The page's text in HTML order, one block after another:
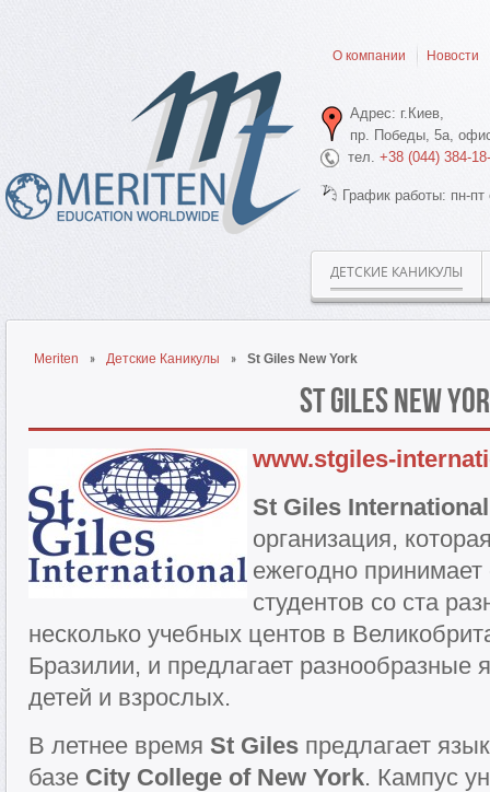
О компании Новости
Адрес: г.Киев,
пр. Победы, 5а,
тел. +38 (044) 384-
График работы: пн-
ДЕТСКИЕ КАНИКУЛЫ
Meriten Детские Каникулы St Giles New York
St Giles New
www.stgiles-
St Giles International
организация,
ежегодно
студентов со ста
несколько учебных центов в
Бразилии, и предлагает разнообразные
детей и взрослых.
В летнее время St Giles предлагает
базе City College of New York. Кампус